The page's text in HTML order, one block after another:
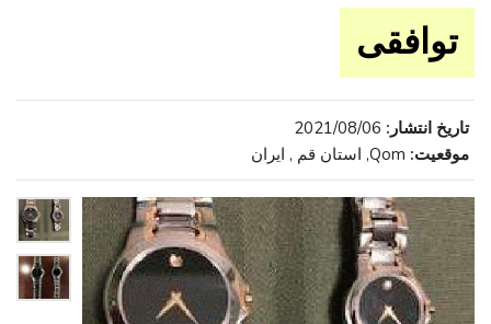
توافقی
تاریخ انتشار: 2021/08/06
موقعیت: Qom, استان قم , ایران